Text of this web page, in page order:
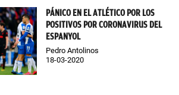
PÁNICO EN EL ATLÉTICO POR LOS
POSITIVOS POR CORONAVIRUS DEL
ESPANYOL
Pedro Antolinos
18-03-2020